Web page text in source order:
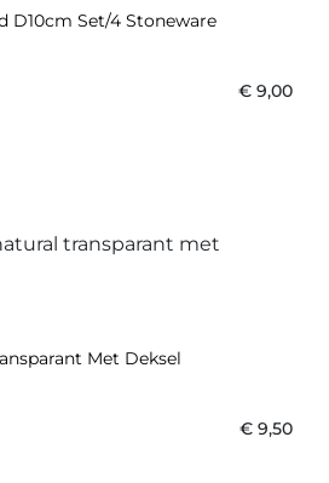
D10cm Set/4 Stoneware
€ 9,00
Met Deksel
€ 9,50